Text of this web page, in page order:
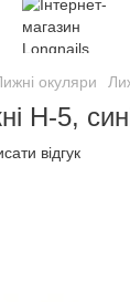
окуляри
H-5,
відгук